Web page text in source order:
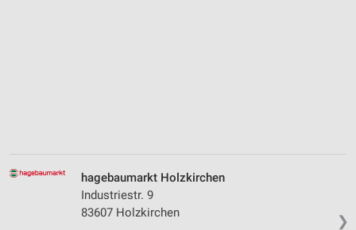
❯
hagebaumarkt Holzkirchen
Industriestr. 9
83607 Holzkirchen